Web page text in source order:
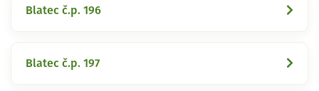
Blatec č.p. 196
Blatec č.p. 197